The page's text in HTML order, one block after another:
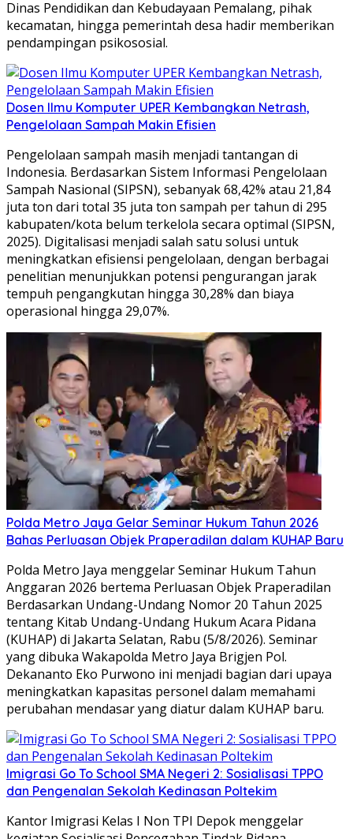
Dinas Pendidikan dan Kebudayaan Pemalang, pihak
kecamatan, hingga pemerintah desa hadir memberikan
pendampingan psikososial.
Dosen Ilmu Komputer UPER Kembangkan Netrash,
Pengelolaan Sampah Makin Efisien
Pengelolaan sampah masih menjadi tantangan di
Indonesia. Berdasarkan Sistem Informasi Pengelolaan
Sampah Nasional (SIPSN), sebanyak 68,42% atau 21,84
juta ton dari total 35 juta ton sampah per tahun di 295
kabupaten/kota belum terkelola secara optimal (SIPSN,
2025). Digitalisasi menjadi salah satu solusi untuk
meningkatkan efisiensi pengelolaan, dengan berbagai
penelitian menunjukkan potensi pengurangan jarak
tempuh pengangkutan hingga 30,28% dan biaya
operasional hingga 29,07%.
Polda Metro Jaya Gelar Seminar Hukum Tahun 2026
Bahas Perluasan Objek Praperadilan dalam KUHAP Baru
Polda Metro Jaya menggelar Seminar Hukum Tahun
Anggaran 2026 bertema Perluasan Objek Praperadilan
Berdasarkan Undang-Undang Nomor 20 Tahun 2025
tentang Kitab Undang-Undang Hukum Acara Pidana
(KUHAP) di Jakarta Selatan, Rabu (5/8/2026). Seminar
yang dibuka Wakapolda Metro Jaya Brigjen Pol.
Dekananto Eko Purwono ini menjadi bagian dari upaya
meningkatkan kapasitas personel dalam memahami
perubahan mendasar yang diatur dalam KUHAP baru.
Imigrasi Go To School SMA Negeri 2: Sosialisasi TPPO
dan Pengenalan Sekolah Kedinasan Poltekim
Kantor Imigrasi Kelas I Non TPI Depok menggelar